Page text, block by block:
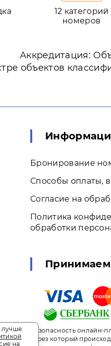
12 категорий
номеров
Аккредитация:
объектов
Бронирование
Способы оплаты,
Согласие на
Политика
обработки
Принимаем
Безопасность онлайн-
через который
на